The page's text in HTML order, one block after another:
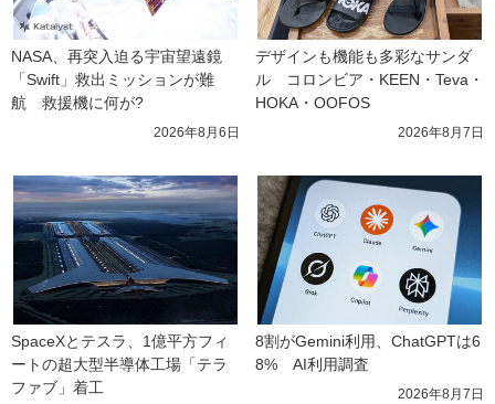
NASA、再突入迫る宇宙望遠鏡
「Swift」救出ミッションが難
航　救援機に何が?
2026年8月6日
デザインも機能も多彩なサンダ
ル　コロンビア・KEEN・Teva・
HOKA・OOFOS
2026年8月7日
SpaceXとテスラ、1億平方フィ
ートの超大型半導体工場「テラ
ファブ」着工
8割がGemini利用、ChatGPTは6
8%　AI利用調査
2026年8月7日